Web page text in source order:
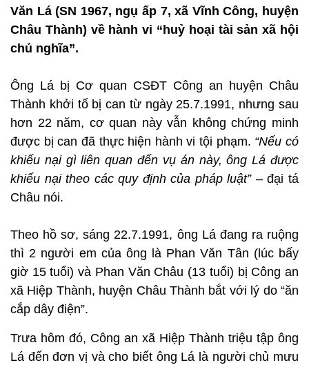
Văn Lá (SN 1967, ngụ ấp 7, xã Vĩnh Công, huyện
Châu Thành) về hành vi “huỷ hoại tài sản xã hội
chủ nghĩa”.
Ông Lá bị Cơ quan CSĐT Công an huyện Châu
Thành khởi tố bị can từ ngày 25.7.1991, nhưng sau
hơn 22 năm, cơ quan này vẫn không chứng minh
được bị can đã thực hiện hành vi tội phạm. “Nếu có
khiếu nại gì liên quan đến vụ án này, ông Lá được
khiếu nại theo các quy định của pháp luật” – đại tá
Châu nói.
Theo hồ sơ, sáng 22.7.1991, ông Lá đang ra ruộng
thì 2 người em của ông là Phan Văn Tân (lúc bấy
giờ 15 tuổi) và Phan Văn Châu (13 tuổi) bị Công an
xã Hiệp Thành, huyện Châu Thành bắt với lý do “ăn
cắp dây điện”.
Trưa hôm đó, Công an xã Hiệp Thành triệu tập ông
Lá đến đơn vị và cho biết ông Lá là người chủ mưu